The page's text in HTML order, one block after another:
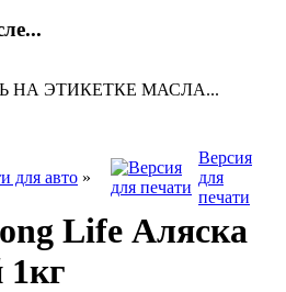
НА ЭТИКЕТКЕ МАСЛА...
для авто »
Версия
для
печати
Life Аляска